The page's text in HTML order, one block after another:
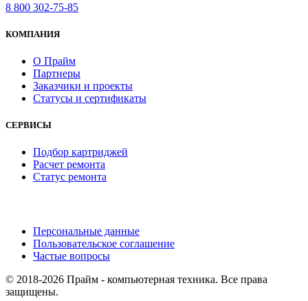
8 800 302-75-85
КОМПАНИЯ
О Прайм
Партнеры
Заказчики и проекты
Статусы и сертификаты
СЕРВИСЫ
Подбор картриджей
Расчет ремонта
Статус ремонта
Персональные данные
Пользовательское соглашение
Частые вопросы
© 2018-2026 Прайм - компьютерная техника. Все права
защищены.